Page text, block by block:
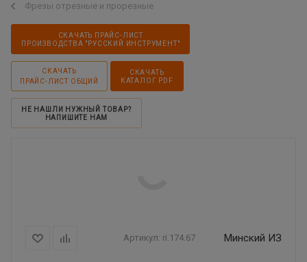
Фрезы отрезные и прорезные
СКАЧАТЬ ПРАЙС-ЛИСТ
ПРОИЗВОДСТВА "РУССКИЙ ИНСТРУМЕНТ"
СКАЧАТЬ
ПРАЙС-ЛИСТ ОБЩИЙ
СКАЧАТЬ
КАТАЛОГ PDF
НЕ НАШЛИ НУЖНЫЙ ТОВАР?
НАПИШИТЕ НАМ
Артикул: ri.174.67 Минский ИЗ